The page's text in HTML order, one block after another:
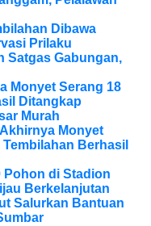
Dibawa
Prilaku
Satgas Gabungan,
Monyet Serang 18
Ditangkap
Murah
Monyet
Berhasil
Pohon di Stadion
Berkelanjutan
Salurkan Bantuan